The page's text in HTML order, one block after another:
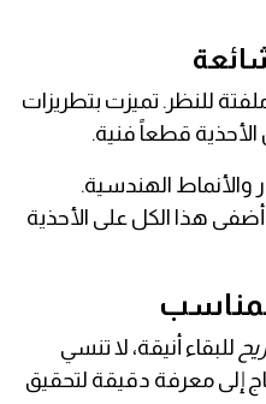
للنظر. تميزت بتطريزات
قطعاً فنية.
الهندسية.
هذا الكل على الأحذية
للبقاء أنيقة، لا تنسي
إلى معرفة دقيقة لتحقيق